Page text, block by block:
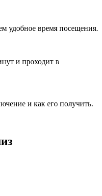
удобное время посещения.
и проходит в
и как его получить.